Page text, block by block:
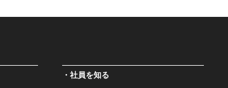
社員を知る